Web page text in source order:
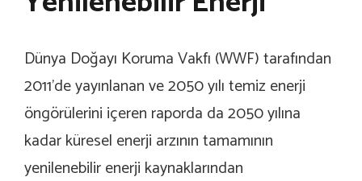
Dünya Doğayı Koruma Vakfı (WWF) tarafından
2011’de yayınlanan ve 2050 yılı temiz enerji
öngörülerini içeren raporda da 2050 yılına
kadar küresel enerji arzının tamamının
yenilenebilir enerji kaynaklarından